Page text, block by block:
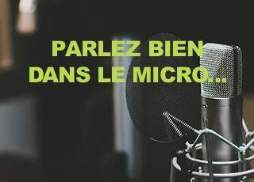
PARLEZ BIEN
DANS LE MICRO...